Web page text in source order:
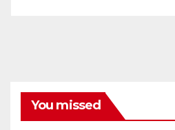
You missed